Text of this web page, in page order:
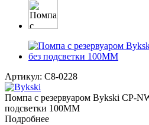
Артикул: C8-0228
Помпа с резервуаром Bykski CP-
подсветки 100MM
Подробнее